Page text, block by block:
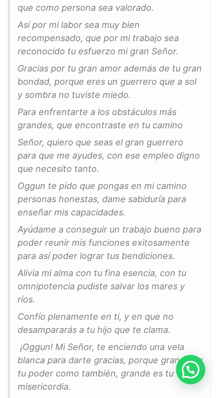
que como persona sea valorado.
Así por mi labor sea muy bien
recompensado, que por mi trabajo sea
reconocido tu esfuerzo mi gran Señor.
Gracias por tu gran amor además de tu gran
bondad, porque eres un guerrero que a sol
y sombra no tuviste miedo.
Para enfrentarte a los obstáculos más
grandes, que encontraste en tu camino
Señor, quiero que seas el gran guerrero
para que me ayudes, con ese empleo digno
que necesito tanto.
Oggun te pido que pongas en mi camino
personas honestas, dame sabiduría para
enseñar mis capacidades.
Ayúdame a conseguir un trabajo bueno para
poder reunir mis funciones exitosamente
para así poder lograr tus bendiciones.
Alivia mi alma con tu fina esencia, con tu
omnipotencia pudiste salvar los mares y
ríos.
Confío plenamente en ti, y en que no
desampararás a tu hijo que te clama.
¡Oggun! Mi Señor, te enciendo una vela
blanca para darte gracias, porque grande es
tu poder como también, grande es tu
misericordia.